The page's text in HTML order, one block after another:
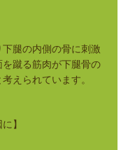
腿の内側の骨に刺激
蹴る筋肉が下腿骨の
えられています。
】